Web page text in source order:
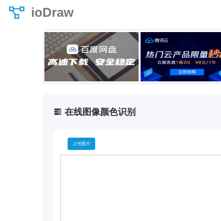
ioDraw
在线图像颜色识别
上传图片